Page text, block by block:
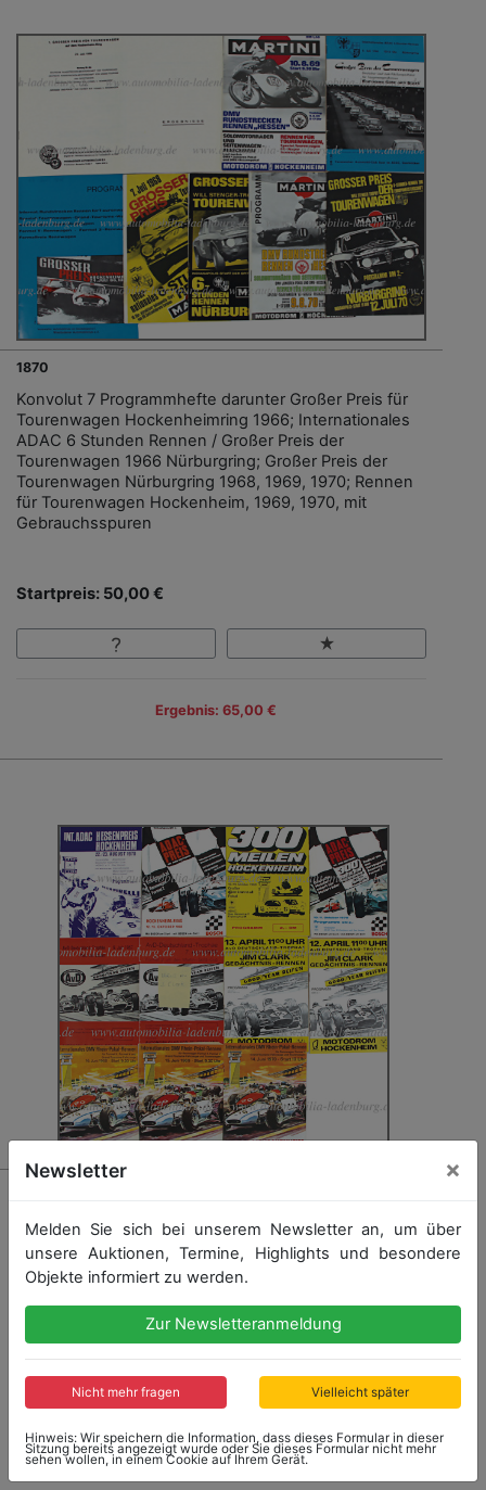
1870
Konvolut 7 Programmhefte darunter Großer Preis für
Tourenwagen Hockenheimring 1966; Internationales
ADAC 6 Stunden Rennen / Großer Preis der
Tourenwagen 1966 Nürburgring; Großer Preis der
Tourenwagen Nürburgring 1968, 1969, 1970; Rennen
für Tourenwagen Hockenheim, 1969, 1970, mit
Gebrauchsspuren
Startpreis: 50,00 €
Ergebnis: 65,00 €
Konvolut 11 Programmhefte darunter ADAC Preis
Hockenheimring 1968; 300 Meilen Hockenheim 1969,
1970; Int. ADAC Hessenpreis Hockenheim 1970; AvD-
Deutschland Trophäe Preis von Baden 1967, 1968;
Jim-Clark Gedächtnis Rennen 1969, 1970;
Internationales DMV Rhein-Pokal-Rennen 1968, 1969,
1970
Startpreis: 50,00 €
Newsletter ×
Melden Sie sich bei unserem Newsletter an, um über
unsere Auktionen, Termine, Highlights und besondere
Objekte informiert zu werden.
Zur Newsletteranmeldung
Nicht mehr fragen Vielleicht später
Hinweis: Wir speichern die Information, dass dieses Formular in dieser
Sitzung bereits angezeigt wurde oder Sie dieses Formular nicht mehr
sehen wollen, in einem Cookie auf Ihrem Gerät.